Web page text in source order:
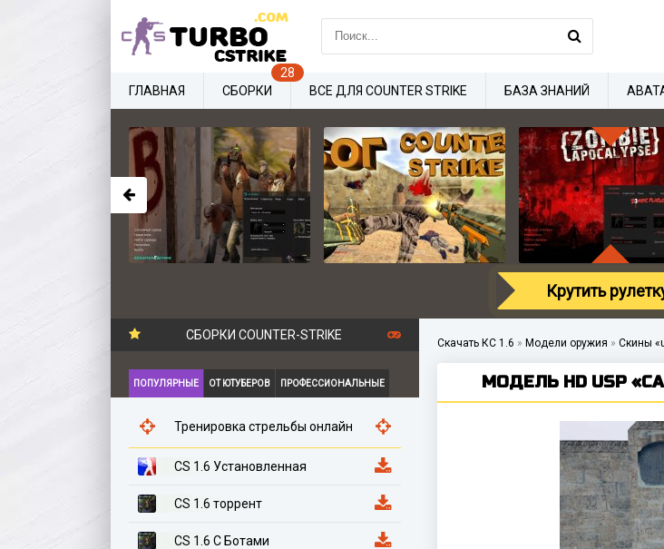
Скачать КС 1.6 » Модели оружия » Скины
МОДЕЛЬ HD USP
СБОРКИ COUNTER-STRIKE
ПОПУЛЯРНЫЕ ОТ ЮТУБЕРОВ ПРОФЕССИОНАЛЬНЫЕ
Тренировка стрельбы онлайн
CS 1.6 Установленная
CS 1.6 торрент
CS 1.6 С Ботами
ГЛАВНАЯ СБОРКИ ВСЕ ДЛЯ COUNTER STRIKE БАЗА ЗНАНИЙ
Крутить